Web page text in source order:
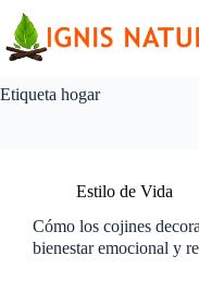
contenido
Etiqueta hogar
Estilo de Vida
Cómo los cojines
bienestar emocional y